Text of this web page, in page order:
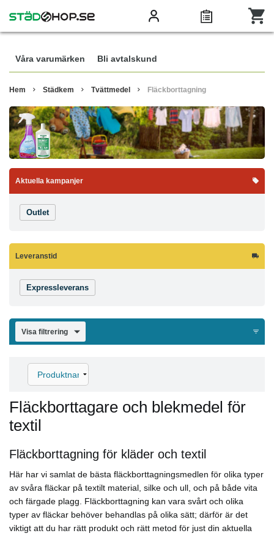
Våra varumärken Bli avtalskund
Hem Städkem Tvättmedel Fläckborttagning
Aktuella kampanjer
Outlet
Leveranstid
Expressleverans
Visa filtrering
Fläckborttagare och blekmedel för
textil
Fläckborttagning för kläder och textil
Här har vi samlat de bästa fläckborttagningsmedlen för olika typer
av svåra fläckar på textilt material, silke och ull, och på både vita
och färgade plagg. Fläckborttagning kan vara svårt och olika
typer av fläckar behöver behandlas på olika sätt; därför är det
viktigt att du har rätt produkt och rätt metod för just din aktuella